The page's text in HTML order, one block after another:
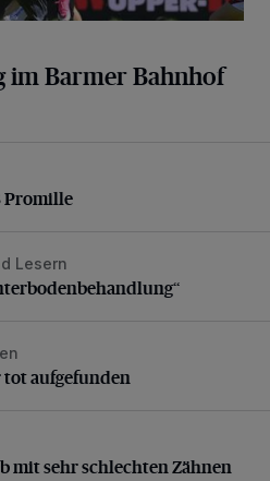
im Barmer Bahnhof
Promille
Lesern
aufgefunden
aufgefunden
sehr schlechten Zähnen
mit sehr schlechten Zähnen